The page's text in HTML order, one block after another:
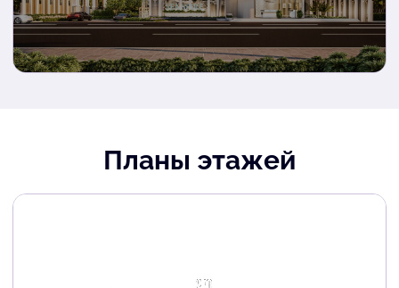
Планы этажей